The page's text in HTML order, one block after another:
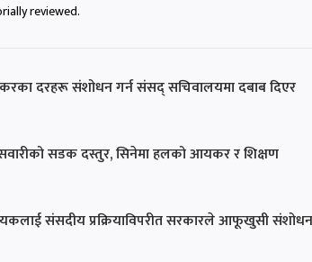
reviewed.
दरहरू संशोधन गर्न संसद् सचिवालयमा दबाब दिएर
सवारीको सडक दस्तुर, सिनेमा हलको आयकर र शिक्षण
संसदीय प्रक्रियाविपरीत सरकारले आफूखुसी संशोधन